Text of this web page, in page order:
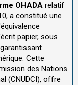
OHADA relatif
a constitué une
papier, sous
Cette
des Nations
(CNUDCI), offre